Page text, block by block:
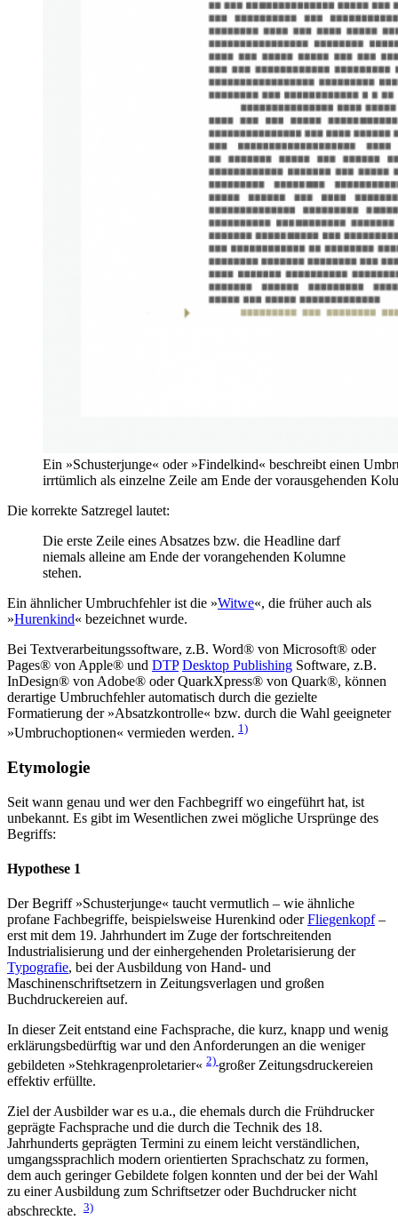
Ein »Schusterjunge« oder »Findelkind« beschreibt einen
irrtümlich als einzelne Zeile am Ende der vorausgehenden
Die korrekte Satzregel lautet:
Die erste Zeile eines Absatzes bzw. die Headline darf
niemals alleine am Ende der vorangehenden Kolumne
stehen.
Ein ähnlicher Umbruchfehler ist die »Witwe«, die früher auch als
»Hurenkind« bezeichnet wurde.
Bei Textverarbeitungssoftware, z.B. Word® von Microsoft® oder
Pages® von Apple® und DTP Desktop Publishing Software, z.B.
InDesign® von Adobe® oder QuarkXpress® von Quark®, können
derartige Umbruchfehler automatisch durch die gezielte
Formatierung der »Absatzkontrolle« bzw. durch die Wahl geeigneter
»Umbruchoptionen« vermieden werden. 1)
Etymologie
Seit wann genau und wer den Fachbegriff wo eingeführt hat, ist
unbekannt. Es gibt im Wesentlichen zwei mögliche Ursprünge des
Begriffs:
Hypothese 1
Der Begriff »Schusterjunge« taucht vermutlich – wie ähnliche
profane Fachbegriffe, beispielsweise Hurenkind oderFliegenkopf–
erst mit dem 19. Jahrhundert im Zuge der fortschreitenden
Industrialisierung und der einhergehenden Proletarisierung der
Typografie, bei der Ausbildung von Hand- und
Maschinenschriftsetzern in Zeitungsverlagen und großen
Buchdruckereien auf.
In dieser Zeit entstand eine Fachsprache, die kurz, knapp und wenig
erklärungsbedürftig war und den Anforderungen an die weniger
gebildeten »Stehkragenproletarier« 2) großer Zeitungsdruckereien
effektiv erfüllte.
Ziel der Ausbilder war es u.a., die ehemals durch die Frühdrucker
geprägte Fachsprache und die durch die Technik des 18.
Jahrhunderts geprägten Termini zu einem leicht verständlichen,
umgangssprachlich modern orientierten Sprachschatz zu formen,
dem auch geringer Gebildete folgen konnten und der bei der Wahl
zu einer Ausbildung zum Schriftsetzer oder Buchdrucker nicht
abschreckte. 3)